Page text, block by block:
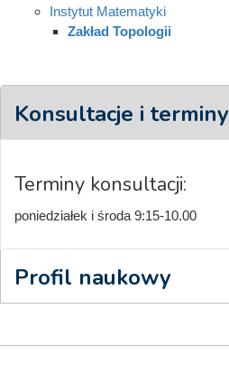
Instytut Matematyki
Zakład Topologii
Konsultacje i terminy
Terminy konsultacji:
poniedziałek i środa 9:15-10.00
Profil naukowy